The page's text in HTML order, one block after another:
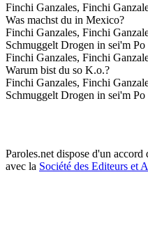
Finchi Ganzales, Finchi
Was machst du in Mexico?
Finchi Ganzales, Finchi
Schmuggelt Drogen in sei'm Po
Finchi Ganzales, Finchi
Warum bist du so K.o.?
Finchi Ganzales, Finchi
Schmuggelt Drogen in sei'm Po
Paroles.net dispose d'un accord
avec la Société des Editeurs et